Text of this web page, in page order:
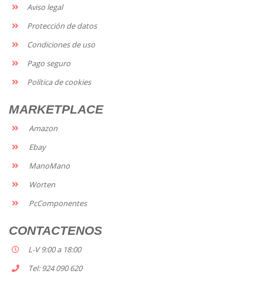
Aviso legal
Protección de datos
Condiciones de uso
Pago seguro
Política de cookies
MARKETPLACE
Amazon
Ebay
ManoMano
Worten
PcComponentes
CONTACTENOS
L-V 9:00 a 18:00
Tel: 924 090 620